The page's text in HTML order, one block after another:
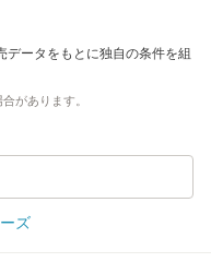
データをもとに独自の条件を組
があります。
ズ